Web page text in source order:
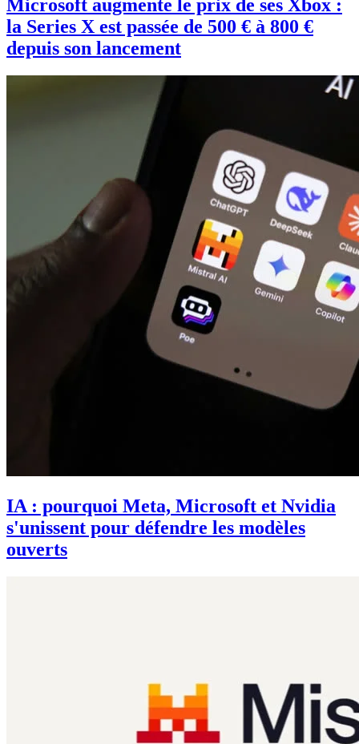
Microsoft augmente le prix de ses Xbox :
la Series X est passée de 500 € à 800 €
depuis son lancement
IA : pourquoi Meta, Microsoft et Nvidia
s'unissent pour défendre les modèles
ouverts